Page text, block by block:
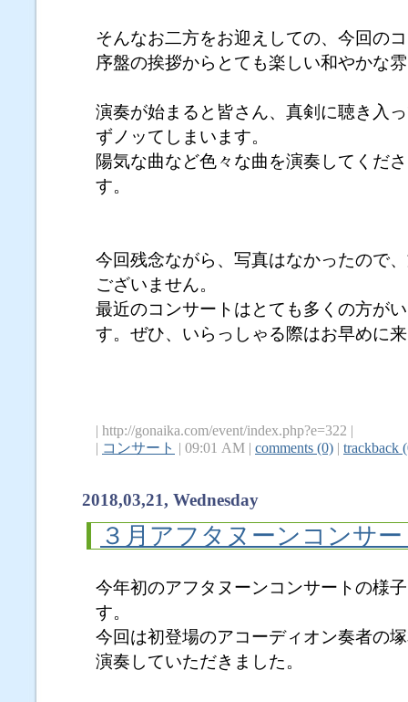
そんなお二方をお迎えしての、今回の
序盤の挨拶からとても楽しい和やかな
演奏が始まると皆さん、真剣に聴き入
ずノッてしまいます。
陽気な曲など色々な曲を演奏してくだ
す。
今回残念ながら、写真はなかったので
ございません。
最近のコンサートはとても多くの方が
す。ぜひ、いらっしゃる際はお早めに
| http://gonaika.com/event/index.php?e=322 |
| コンサート | 09:01 AM | comments (0) | trackback
2018,03,21, Wednesday
３月アフタヌーンコンサ
今年初のアフタヌーンコンサートの様
す。
今回は初登場のアコーディオン奏者の
演奏していただきました。